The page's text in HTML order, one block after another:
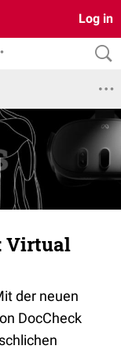
Log in
Virtual
der neuen
DocCheck